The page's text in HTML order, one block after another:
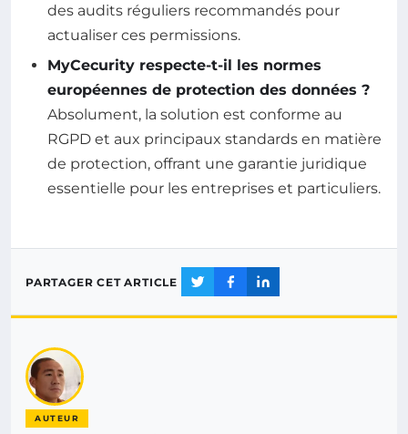
des audits réguliers recommandés pour
actualiser ces permissions.
MyCecurity respecte-t-il les normes
européennes de protection des données ?
Absolument, la solution est conforme au
RGPD et aux principaux standards en matière
de protection, offrant une garantie juridique
essentielle pour les entreprises et particuliers.
PARTAGER CET ARTICLE
AUTEUR